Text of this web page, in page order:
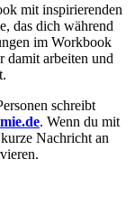
mit inspirierenden
das dich während
im Workbook
damit arbeiten und
schreibt
. Wenn du mit
Nachricht an